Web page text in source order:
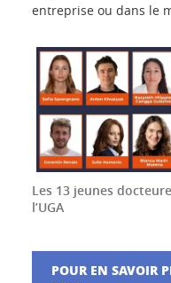
entreprise ou dans le
Les 13 jeunes
l’UGA
POUR EN SAVOIR